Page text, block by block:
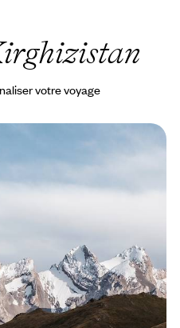
votre voyage
Boukhara -
et oasis
clés d’Asie centrale : lacs et
€